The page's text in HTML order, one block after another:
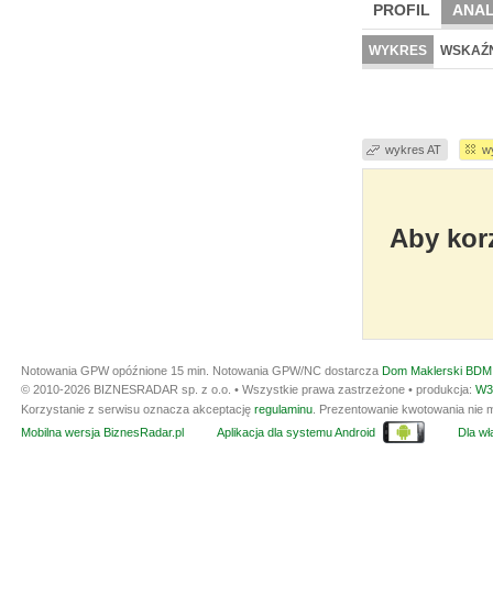
PROFIL
WYKRES
wykres AT
Aby
Notowania GPW opóźnione 15 min. Notowania GPW/NC dostarcza Dom Maklerski
© 2010-2026 BIZNESRADAR sp. z o.o. • Wszystkie prawa zastrzeżone • produkcja:
Korzystanie z serwisu oznacza akceptację regulaminu . Prezentowanie kwotowania
Mobilna wersja BiznesRadar.pl
Aplikacja dla systemu Android Dla